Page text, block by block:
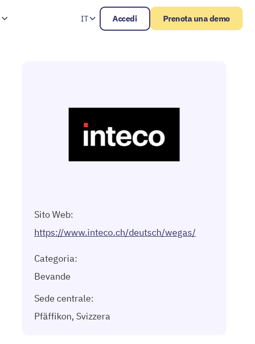
IT Accedi Prenota una demo
Sito Web:
https://www.inteco.ch/deutsch/wegas/
Categoria:
Bevande
Sede centrale:
Pfäffikon, Svizzera